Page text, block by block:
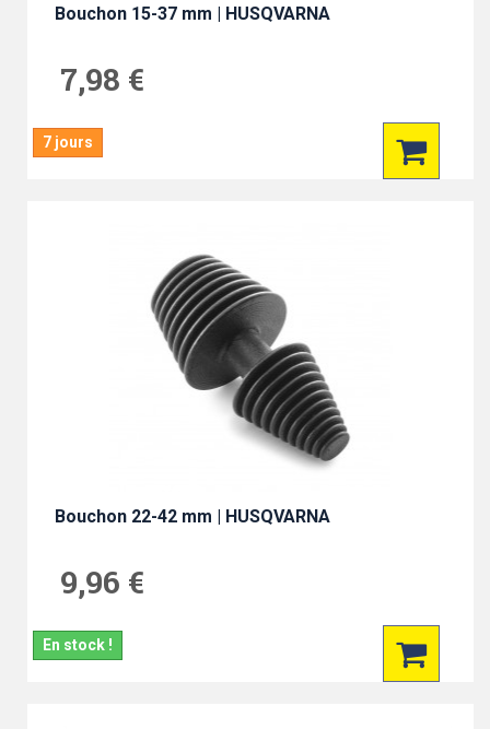
Bouchon 15-37 mm | HUSQVARNA
7,98 €
7 jours
Bouchon 22-42 mm | HUSQVARNA
9,96 €
En stock !